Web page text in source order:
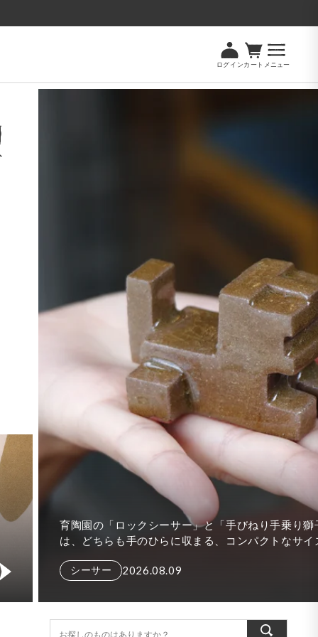
ログイン カート メニュー
夏の時間をより心地よく楽しめる、器やアイテムが入荷
ました。 冷たい飲みものをたっぷり楽しめるビアマグカ
プやビアカップをはじめ、食卓に涼やかさを添える水差
し、さまざまな場面で使いやすい角皿Tト...
2026.08.03